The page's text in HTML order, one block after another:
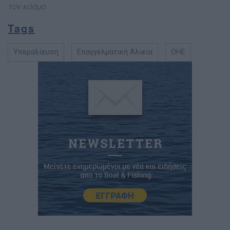
τον κόσμο.
Tags
Υπεραλίευση Επαγγελματική Αλιεία ΟΗΕ